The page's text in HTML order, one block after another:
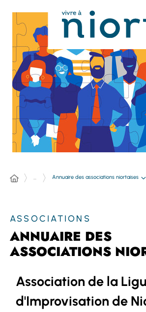
... Annuaire des associations niortaises
ASSOCIATIONS
ANNUAIRE DES
ASSOCIATIONS
Association de la
d'Improvisation de